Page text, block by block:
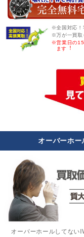
※全国対応！
※万が一買取
※営業日の15
ます︕
オーバーホー
オーバーホールしてない